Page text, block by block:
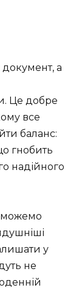
а
Це добре
все
баланс:
гнобить
надійного
можемо
у
не